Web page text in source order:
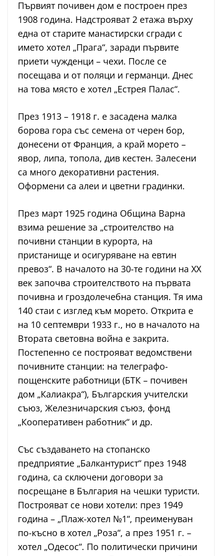
Първият почивен дом е построен през
1908 година. Надстрояват 2 етажа върху
една от старите манастирски сгради с
името хотел „Прага“, заради първите
приети чужденци – чехи. После се
посещава и от поляци и германци. Днес
на това място е хотел „Естрея Палас“.
През 1913 – 1918 г. е засадена малка
борова гора със семена от черен бор,
донесени от Франция, а край морето –
явор, липа, топола, див кестен. Залесени
са много декоративни растения.
Оформени са алеи и цветни градинки.
През март 1925 година Община Варна
взима решение за „строителство на
почивни станции в курорта, на
пристанище и осигуряване на евтин
превоз“. В началото на 30-те години на ХХ
век започва строителството на първата
почивна и гроздолечебна станция. Тя има
140 стаи с изглед към морето. Открита е
на 10 септември 1933 г., но в началото на
Втората световна война е закрита.
Постепенно се построяват ведомствени
почивните станции: на телеграфо-
пощенските работници (БТК – почивен
дом „Калиакра“), Българския учителски
съюз, Железничарския съюз, фонд
„Кооперативен работник“ и др.
Със създаването на стопанско
предприятие „Балкантурист“ през 1948
година, са сключени договори за
посрещане в България на чешки туристи.
Построяват се нови хотели: през 1949
година – „Плаж-хотел №1“, преименуван
по-късно в хотел „Роза“, а през 1951 г. –
хотел „Одесос“. По политически причини